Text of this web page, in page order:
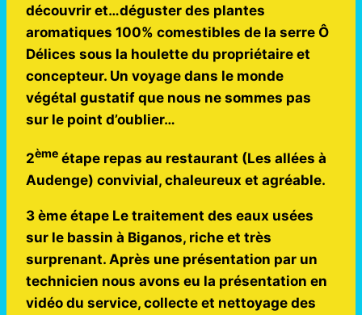
découvrir et…déguster des plantes
aromatiques 100% comestibles de la serre Ô
Délices sous la houlette du propriétaire et
concepteur. Un voyage dans le monde
végétal gustatif que nous ne sommes pas
sur le point d’oublier…
2ème étape repas au restaurant (Les allées à
Audenge) convivial, chaleureux et agréable.
3 ème étape Le traitement des eaux usées
sur le bassin à Biganos, riche et très
surprenant. Après une présentation par un
technicien nous avons eu la présentation en
vidéo du service, collecte et nettoyage des